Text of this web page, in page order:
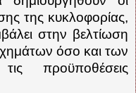
της κυκλοφορίας,
στην βελτίωση
όσο και των
προϋποθέσεις